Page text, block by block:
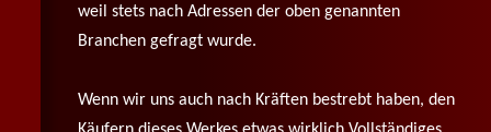
weil stets nach Adressen der oben genannten
Branchen gefragt wurde.
Wenn wir uns auch nach Kräften bestrebt haben, den